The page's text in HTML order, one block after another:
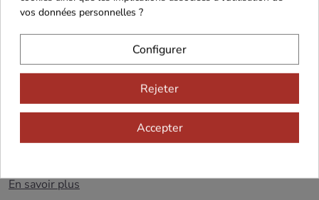
Livraison en France Continentale uniquement
S'agissant d'un produit frais avec une DLC courte et
nécessitant des moyens de conservation et de transport
le droit de rétractation ne peut être exercé
pour ce produit(Article L.221-28 du Code de la
En savoir plus
vos données personnelles ?
Configurer
Rejeter
Accepter